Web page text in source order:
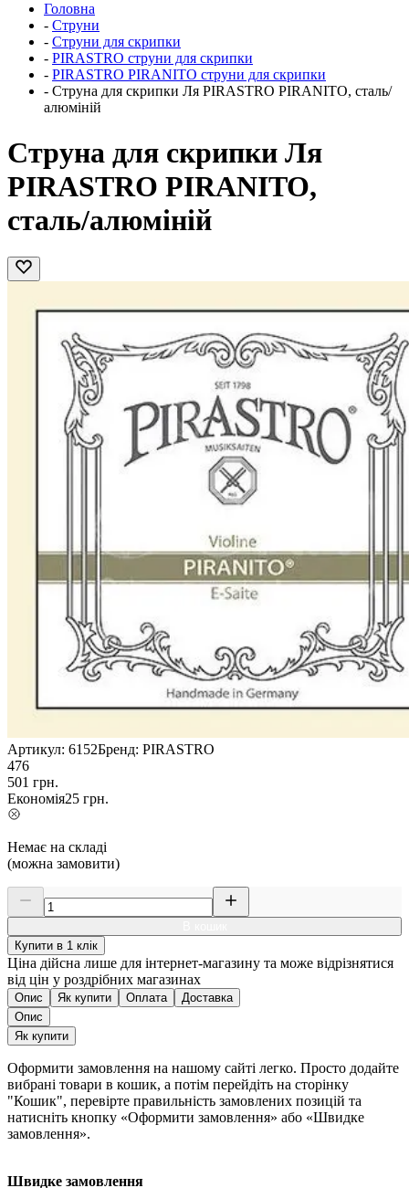
Головна
- Струни
- Струни для скрипки
- PIRASTRO струни для скрипки
- PIRASTRO PIRANITO струни для скрипки
- Струна для скрипки Ля PIRASTRO PIRANITO, сталь/
алюміній
Струна для скрипки Ля
PIRASTRO PIRANITO,
сталь/алюміній
Артикул: 6152Бренд: PIRASTRO
476
501 грн.
Економія25 грн.
Немає на складі
(можна замовити)
Купити в 1 клік
Ціна дійсна лише для інтернет-магазину та може відрізнятися
від цін у роздрібних магазинах
Опис Як купити Оплата
Доставка
Опис
Як купити
Оформити замовлення на нашому сайті легко. Просто додайте
вибрані товари в кошик, а потім перейдіть на сторінку
"Кошик", перевірте правильність замовлених позицій та
натисніть кнопку «Оформити замовлення» або «Швидке
замовлення».
Швидке замовлення